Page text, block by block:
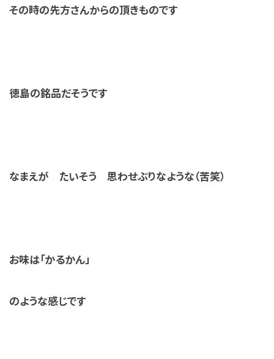
その時の先方さんからの頂きものです
徳島の銘品だそうです
なまえが たいそう 思わせぶりなような（苦笑）
お味は「かるかん」
のような感じです